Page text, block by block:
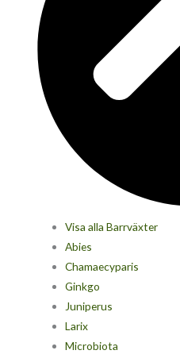
Visa alla Barrväxter
Abies
Chamaecyparis
Ginkgo
Juniperus
Larix
Microbiota